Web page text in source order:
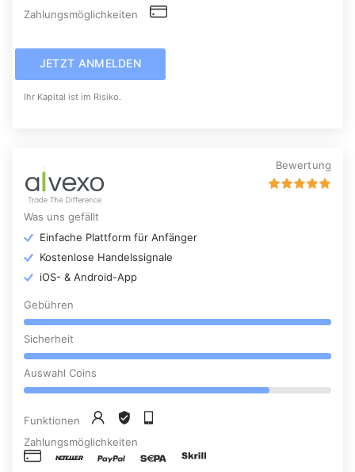
Zahlungsmöglichkeiten
JETZT ANMELDEN
Ihr Kapital ist im Risiko.
Bewertung
Was uns gefällt
Einfache Plattform für Anfänger
Kostenlose Handelssignale
iOS- & Android-App
Gebühren
Sicherheit
Auswahl Coins
Funktionen
Zahlungsmöglichkeiten